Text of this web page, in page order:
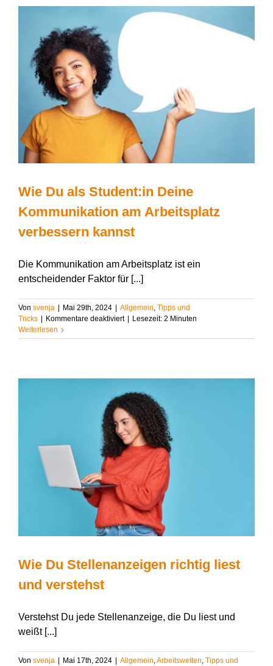
die
Studienfinanzierung
Wie Du als Student:in Deine
Kommunikation am Arbeitsplatz
verbessern kannst
Die Kommunikation am Arbeitsplatz ist ein
entscheidender Faktor für [...]
Von svenja Mai 29th, 2024 Allgemein, Tipps und
Tricks
Kommentare deaktiviertfür
Du
am
Arbeitsplatz
verbessern
kannst
Lesezeit: 2 Minuten
Weiterlesen
Wie Du Stellenanzeigen richtig liest
und verstehst
Verstehst Du jede Stellenanzeige, die Du liest und
weißt [...]
Von svenja Mai 17th, 2024 Allgemein,Arbeitswelten, Tipps und